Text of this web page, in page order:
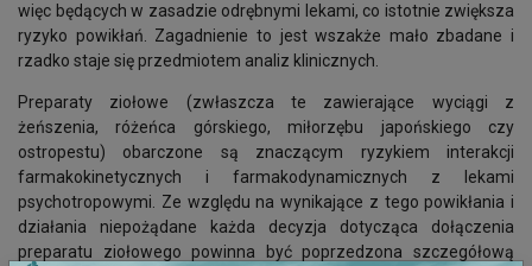
więc będących w zasadzie odrębnymi lekami, co istotnie zwiększa
ryzyko powikłań. Zagadnienie to jest wszakże mało zbadane i
rzadko staje się przedmiotem analiz klinicznych.
Preparaty ziołowe (zwłaszcza te zawierające wyciągi z
żeńszenia, różeńca górskiego, miłorzębu japońskiego czy
ostropestu) obarczone są znaczącym ryzykiem interakcji
farmakokinetycznych i farmakodynamicznych z lekami
psychotropowymi. Ze względu na wynikające z tego powikłania i
działania niepożądane każda decyzja dotycząca dołączenia
preparatu ziołowego powinna być poprzedzona szczegółową